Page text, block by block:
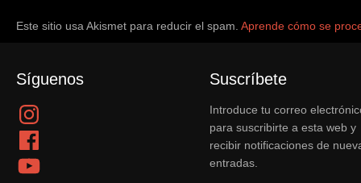
Este sitio usa Akismet para reducir el spam. Aprende cómo se
Síguenos
Instagram
Facebook
YouTube
Suscríbete
Introduce tu correo
para suscribirte a esta web y
recibir notificaciones de
entradas.